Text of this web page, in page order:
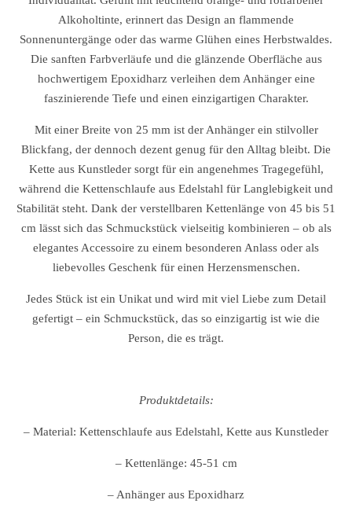
Alkoholtinte, erinnert das Design an flammende
Sonnenuntergänge oder das warme Glühen eines Herbstwaldes.
Die sanften Farbverläufe und die glänzende Oberfläche aus
hochwertigem Epoxidharz verleihen dem Anhänger eine
faszinierende Tiefe und einen einzigartigen Charakter.
Mit einer Breite von 25 mm ist der Anhänger ein stilvoller
Blickfang, der dennoch dezent genug für den Alltag bleibt. Die
Kette aus Kunstleder sorgt für ein angenehmes Tragegefühl,
während die Kettenschlaufe aus Edelstahl für Langlebigkeit und
Stabilität steht. Dank der verstellbaren Kettenlänge von 45 bis 51
cm lässt sich das Schmuckstück vielseitig kombinieren – ob als
elegantes Accessoire zu einem besonderen Anlass oder als
liebevolles Geschenk für einen Herzensmenschen.
Jedes Stück ist ein Unikat und wird mit viel Liebe zum Detail
gefertigt – ein Schmuckstück, das so einzigartig ist wie die
Person, die es trägt.
Produktdetails:
– Material: Kettenschlaufe aus Edelstahl, Kette aus Kunstleder
– Kettenlänge: 45-51 cm
– Anhänger aus Epoxidharz